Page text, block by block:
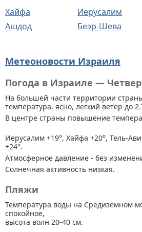
Хайфа Иерусалим
Ашдод
Беэр-Шева
Метеоновости Израиля
Погода в Израиле —
На большей части территории
температура, ясно, легкий ветер до
В центре страны повышение
Иерусалим +19°, Хайфа +20°, Тель-
+24°.
Атмосферное давление - без
Солнечная активность низкая.
Пляжи
Температура воды на Средиземном
спокойное,
высота волн 20-40 см.